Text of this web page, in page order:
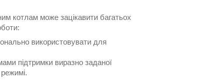
котлам може зацікавити багатьох
використовувати для
підтримки виразно заданої